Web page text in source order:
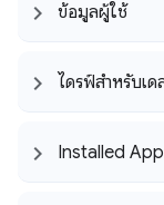
ข้อมูลผู้ใช้
ไดรฟ์สำหรับเ
Installed